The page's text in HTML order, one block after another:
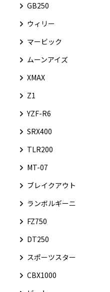
GB250
ウィリー
マービック
ムーンアイズ
XMAX
Z1
YZF-R6
SRX400
TLR200
MT-07
ブレイクアウト
ランボルギーニ
FZ750
DT250
スポーツスター
CBX1000